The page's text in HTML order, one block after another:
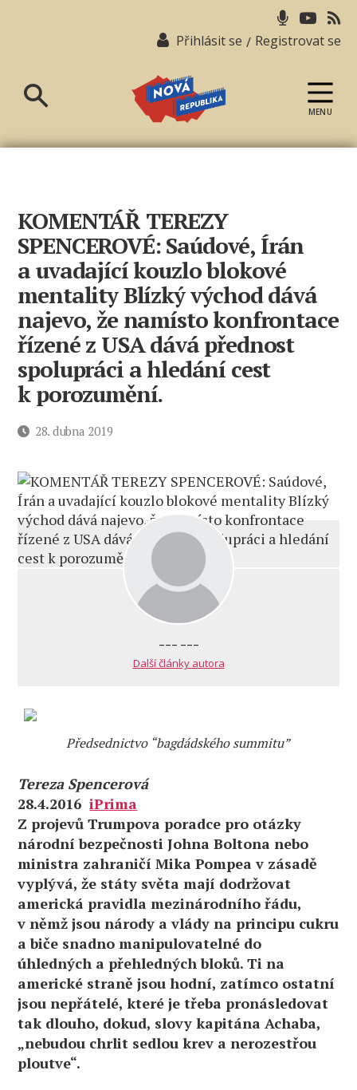
Přihlásit se / Registrovat se
republika
MENU
KOMENTÁŘ TEREZY
SPENCEROVÉ: Saúdové, Írán
a uvadající kouzlo blokové
mentality Blízký východ dává
najevo, že namísto konfrontace
řízené z USA dává přednost
spolupráci a hledání cest
k porozumění.
Datum28. dubna 2019
--- ---
Další články autora
Předsednictvo “bagdádského summitu”
Tereza Spencerová
28.4.2016iPrima
Z projevů Trumpova poradce pro otázky
národní bezpečnosti Johna Boltona nebo
ministra zahraničí Mika Pompea v zásadě
vyplývá, že státy světa mají dodržovat
americká pravidla mezinárodního řádu,
v němž jsou národy a vlády na principu cukru
a biče snadno manipulovatelné do
úhledných a přehledných bloků. Ti na
americké straně jsou hodní, zatímco ostatní
jsou nepřátelé, které je třeba pronásledovat
tak dlouho, dokud, slovy kapitána Achaba,
„nebudou chrlit sedlou krev a nerozestřou
ploutve“.